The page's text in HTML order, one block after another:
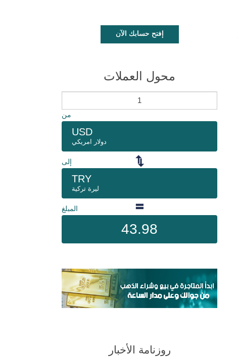
إفتح حسابك الآن
محول العملات
من
USD
دولار امريكي
إلى
TRY
ليرة تركية
المبلغ
43.98
روزنامة الأخبار